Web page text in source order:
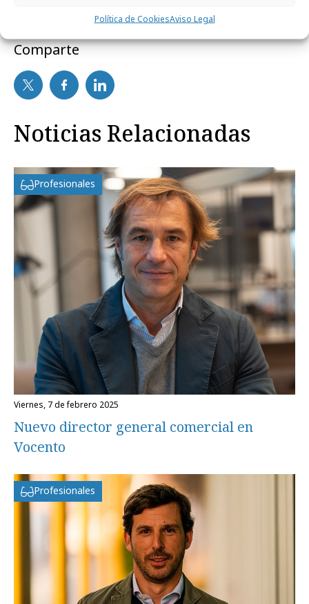
Política de CookiesAviso Legal
Comparte
Noticias Relacionadas
Profesionales
viernes, 7 de febrero 2025
Nuevo director general comercial en
Vocento
Profesionales